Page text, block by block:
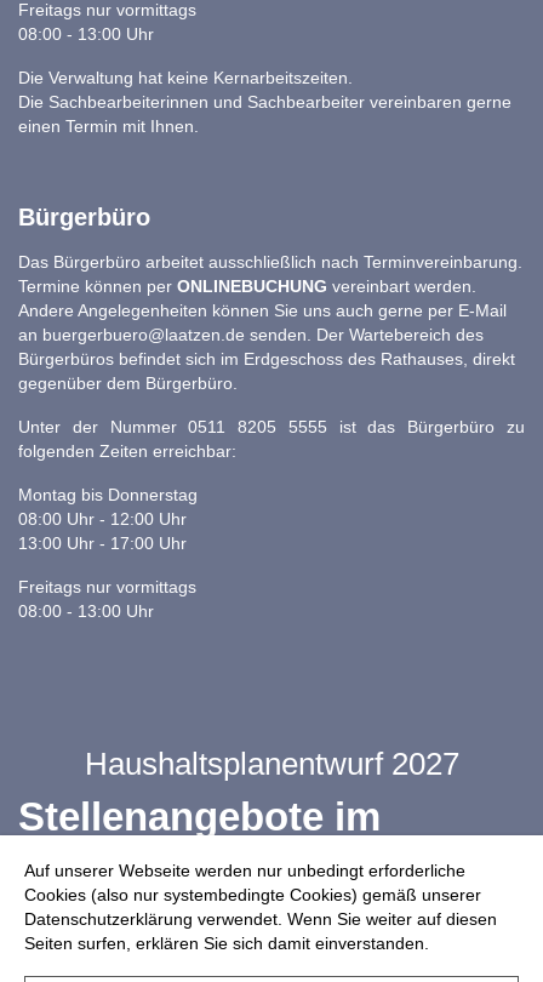
Auf unserer Webseite werden nur unbedingt erforderliche
Cookies (also nur systembedingte Cookies) gemäß unserer
Datenschutzerklärung verwendet. Wenn Sie weiter auf diesen
Seiten surfen, erklären Sie sich damit einverstanden.
Freitags nur vormittags
08:00 - 13:00 Uhr
Die Verwaltung hat keine Kernarbeitszeiten.
Die Sachbearbeiterinnen und Sachbearbeiter vereinbaren gerne
einen Termin mit Ihnen.
Bürgerbüro
Das Bürgerbüro arbeitet ausschließlich nach Terminvereinbarung.
Termine können per ONLINEBUCHUNG vereinbart werden.
Andere Angelegenheiten können Sie uns auch gerne per E-Mail
an buergerbuero@laatzen.de senden. Der Wartebereich des
Bürgerbüros befindet sich im Erdgeschoss des Rathauses, direkt
gegenüber dem Bürgerbüro.
Unter der Nummer 0511 8205 5555 ist das Bürgerbüro zu
folgenden Zeiten erreichbar:
Montag bis Donnerstag
08:00 Uhr - 12:00 Uhr
13:00 Uhr - 17:00 Uhr
Freitags nur vormittags
08:00 - 13:00 Uhr
Haushaltsplanentwurf 2027
Stellenangebote im
Ganztag
Infos zur Drohnennutzung